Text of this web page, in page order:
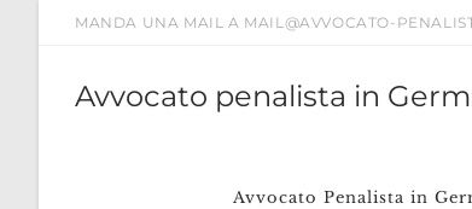
MANDA UNA MAIL A MAIL@AVVOCATO-
Avvocato penalista in
Avvocato Penalista in